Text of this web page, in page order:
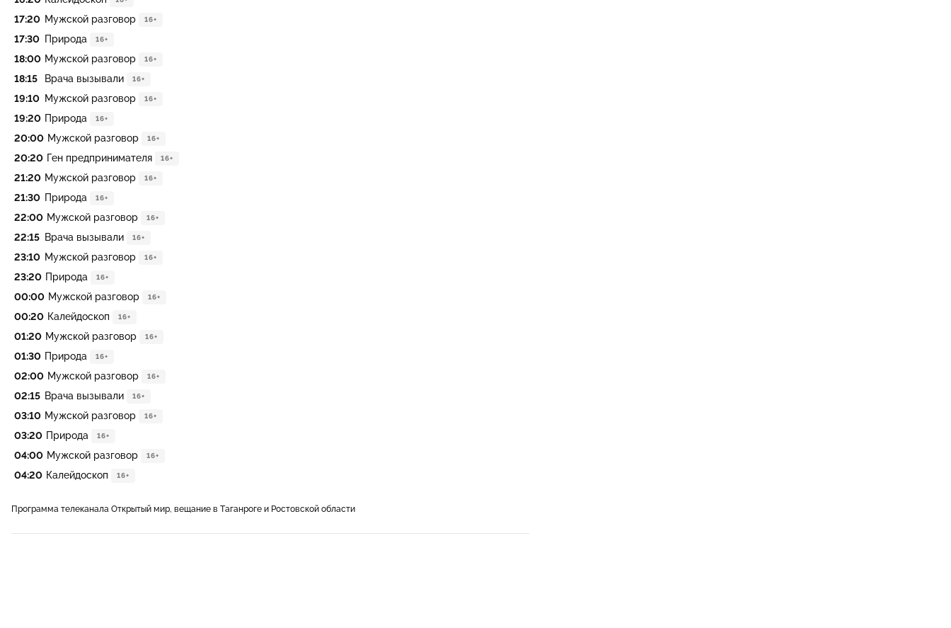
17:20 Мужской разговор 16+
17:30 Природа 16+
18:00 Мужской разговор 16+
18:15 Врача вызывали 16+
19:10 Мужской разговор 16+
19:20 Природа 16+
20:00 Мужской разговор 16+
20:20 Ген предпринимателя 16+
21:20 Мужской разговор 16+
21:30 Природа 16+
22:00 Мужской разговор 16+
22:15 Врача вызывали 16+
23:10 Мужской разговор 16+
23:20 Природа 16+
00:00 Мужской разговор 16+
00:20 Калейдоскоп 16+
01:20 Мужской разговор 16+
01:30 Природа 16+
02:00 Мужской разговор 16+
02:15 Врача вызывали 16+
03:10 Мужской разговор 16+
03:20 Природа 16+
04:00 Мужской разговор 16+
04:20 Калейдоскоп 16+
Программа телеканала Открытый мир, вещание в Таганроге и Ростовской области